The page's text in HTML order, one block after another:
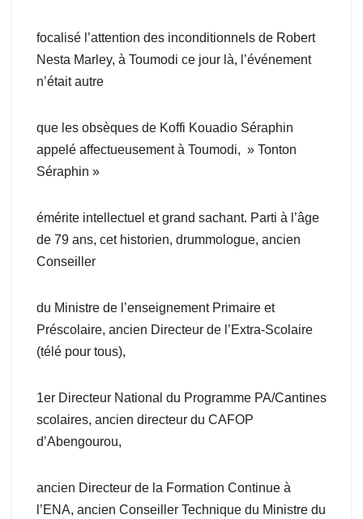
focalisé l’attention des inconditionnels de Robert
Nesta Marley, à Toumodi ce jour là, l’événement
n’était autre
que les obsèques de Koffi Kouadio Séraphin
appelé affectueusement à Toumodi, » Tonton
Séraphin »
émérite intellectuel et grand sachant. Parti à l’âge
de 79 ans, cet historien, drummologue, ancien
Conseiller
du Ministre de l’enseignement Primaire et
Préscolaire, ancien Directeur de l’Extra-Scolaire
(télé pour tous),
1er Directeur National du Programme PA/Cantines
scolaires, ancien directeur du CAFOP
d’Abengourou,
ancien Directeur de la Formation Continue à
l’ENA, ancien Conseiller Technique du Ministre du